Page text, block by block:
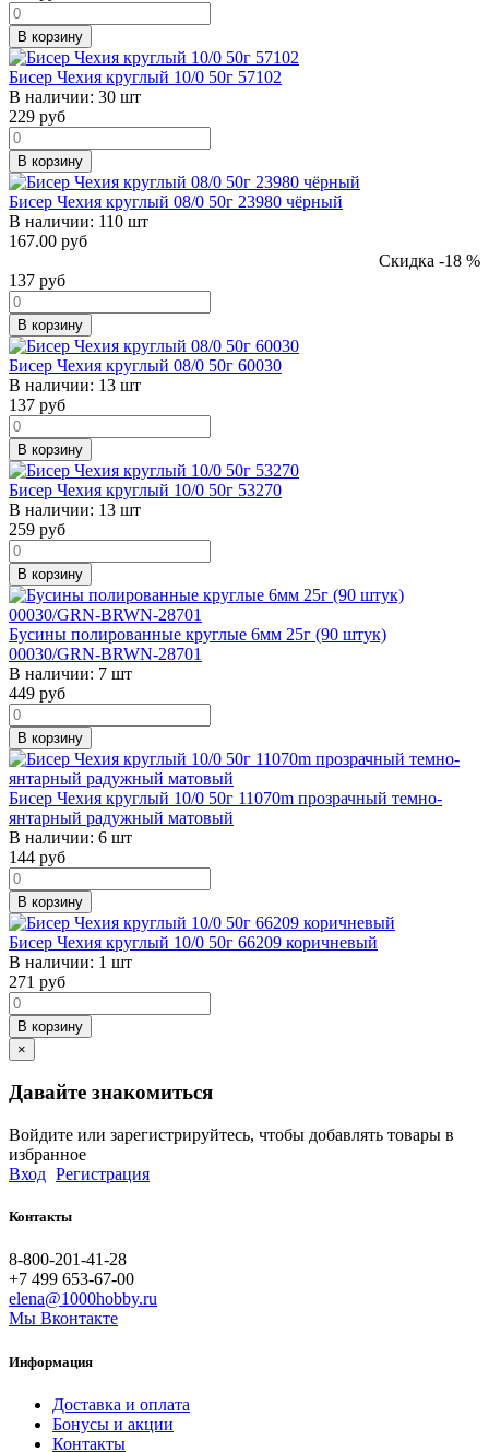
В корзину
Бисер Чехия круглый 10/0 50г 57102
В наличии: 30 шт
229 руб
В корзину
Бисер Чехия круглый 08/0 50г 23980 чёрный
В наличии: 110 шт
167.00 руб
Скидка -18 %
137 руб
В корзину
Бисер Чехия круглый 08/0 50г 60030
В наличии: 13 шт
137 руб
В корзину
Бисер Чехия круглый 10/0 50г 53270
В наличии: 13 шт
259 руб
В корзину
Бусины полированные круглые 6мм 25г (90 штук)
00030/GRN-BRWN-28701
В наличии: 7 шт
449 руб
В корзину
Бисер Чехия круглый 10/0 50г 11070m прозрачный темно-
янтарный радужный матовый
В наличии: 6 шт
144 руб
В корзину
Бисер Чехия круглый 10/0 50г 66209 коричневый
В наличии: 1 шт
271 руб
В корзину
×
Давайте знакомиться
Войдите или зарегистрируйтесь, чтобы добавлять товары в
избранное
Вход Регистрация
Контакты
8-800-201-41-28
+7 499 653-67-00
elena@1000hobby.ru
Мы Вконтакте
Информация
Доставка и оплата
Бонусы и акции
Контакты